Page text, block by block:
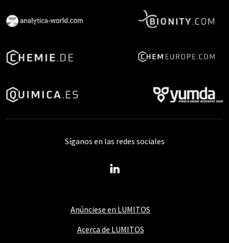
Anúnciese en LUMITOS
Acerca de LUMITOS
Síganos en las redes sociales